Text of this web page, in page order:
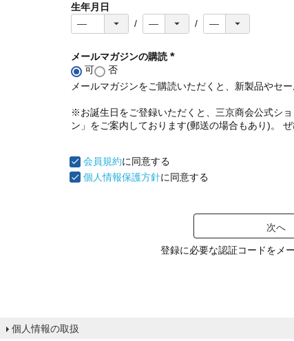
生年月日
メールマガジンの購読
必
)
可
否
メールマガジンをご購読いただくと、新製品やセ
※お誕生日をご登録いただくと、三京商会公式シ
ン」をご案内しております(郵送の場合もあり)。 ぜ
会員規約に同意する
個人情報保護方針に同意する
次へ
登録に必要な認証コードをメ
個人情報の取扱